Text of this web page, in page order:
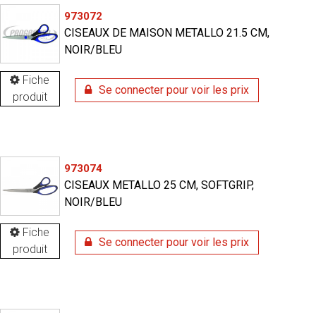
Fiche
produit
973072
CISEAUX DE MAISON METALLO 21.5 CM,
NOIR/BLEU
Se connecter pour voir les prix
Fiche
produit
973074
CISEAUX METALLO 25 CM, SOFTGRIP,
NOIR/BLEU
Se connecter pour voir les prix